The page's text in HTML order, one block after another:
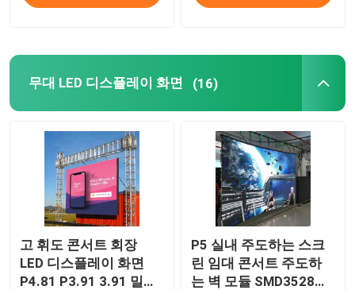
무대 LED 디스플레이 화면 (16)
고 휘도 콘서트 회장
LED 디스플레이 화면
P4.81 P3.91 3.91 밀리
P5 실내 주도하는 스크
린 임대 콘서트 주도하
는 벽 모듈 SMD3528을